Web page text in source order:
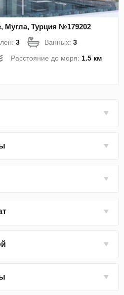
Мугла, Турция №179202
3 Ванных:3
Расстояние до моря: 1.5 км